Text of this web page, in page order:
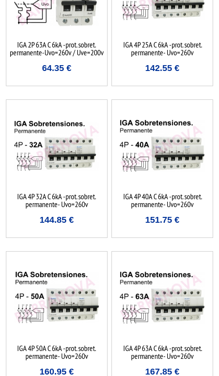
IGA 2P 63A C 6kA -prot. sobret.
permanente-Uvo=260v / Uve=200v
64.35€
IGA 4P 25A C 6kA -prot. sobret.
permanente- Uvo=260v
142.55 €
IGA 4P 32A C 6kA -prot. sobret.
permanente- Uvo=260v
144.85€
IGA 4P 40A C 6kA -prot. sobret.
permanente- Uvo=260v
151.75 €
IGA 4P 50A C 6kA -prot. sobret.
permanente- Uvo=260v
160.95€
IGA 4P 63A C 6kA -prot. sobret.
permanente- Uvo=260v
167.85 €